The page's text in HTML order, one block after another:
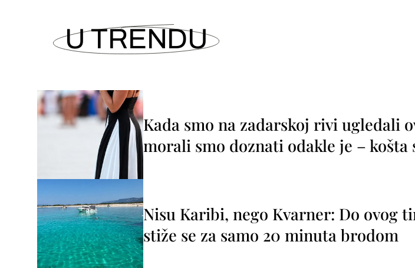
U TRENDU
Kada smo na zadarskoj rivi ugledali
morali smo doznati odakle je – košta
Nisu Karibi, nego Kvarner: Do ovog
stiže se za samo 20 minuta brodom